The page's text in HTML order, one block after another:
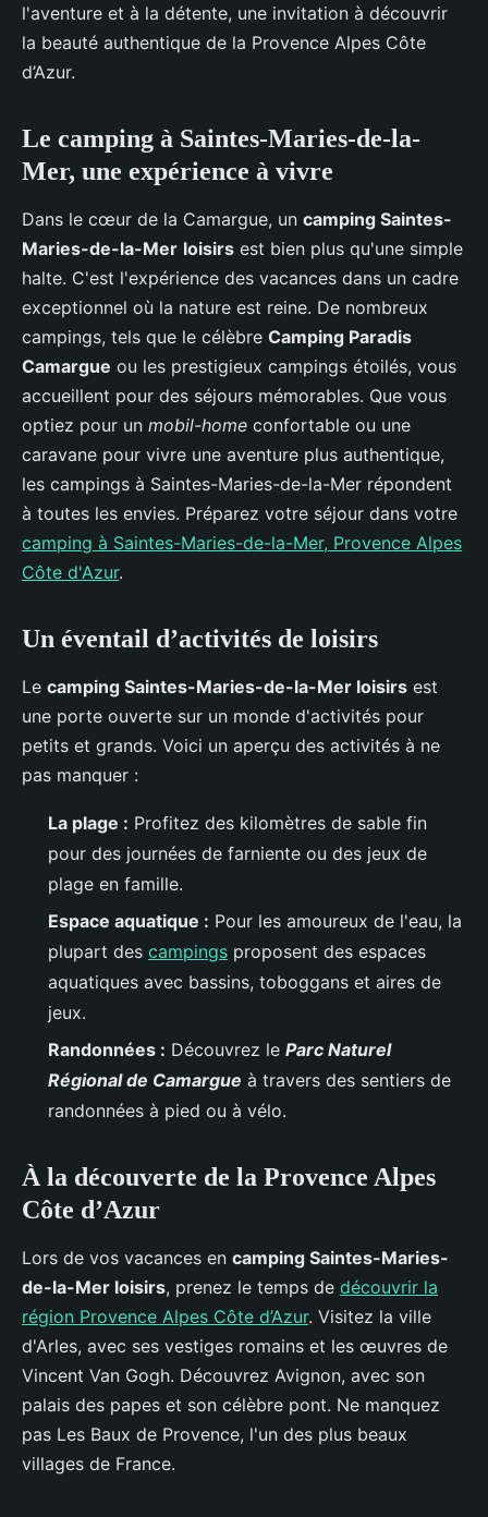
l'aventure et à la détente, une invitation à découvrir
la beauté authentique de la Provence Alpes Côte
d’Azur.
Le camping à Saintes-Maries-de-la-
Mer, une expérience à vivre
Dans le cœur de la Camargue, un camping Saintes-
Maries-de-la-Mer loisirs est bien plus qu'une simple
halte. C'est l'expérience des vacances dans un cadre
exceptionnel où la nature est reine. De nombreux
campings, tels que le célèbre Camping Paradis
Camargue ou les prestigieux campings étoilés, vous
accueillent pour des séjours mémorables. Que vous
optiez pour un mobil-home confortable ou une
caravane pour vivre une aventure plus authentique,
les campings à Saintes-Maries-de-la-Mer répondent
à toutes les envies. Préparez votre séjour dans votre
camping à Saintes-Maries-de-la-Mer, Provence Alpes
Côte d'Azur.
Un éventail d’activités de loisirs
Le camping Saintes-Maries-de-la-Mer loisirs est
une porte ouverte sur un monde d'activités pour
petits et grands. Voici un aperçu des activités à ne
pas manquer :
La plage : Profitez des kilomètres de sable fin
pour des journées de farniente ou des jeux de
plage en famille.
Espace aquatique : Pour les amoureux de l'eau, la
plupart des campings proposent des espaces
aquatiques avec bassins, toboggans et aires de
jeux.
Randonnées : Découvrez le Parc Naturel
Régional de Camargue à travers des sentiers de
randonnées à pied ou à vélo.
À la découverte de la Provence Alpes
Côte d’Azur
Lors de vos vacances en camping Saintes-Maries-
de-la-Mer loisirs, prenez le temps de découvrir la
région Provence Alpes Côte d’Azur. Visitez la ville
d'Arles, avec ses vestiges romains et les œuvres de
Vincent Van Gogh. Découvrez Avignon, avec son
palais des papes et son célèbre pont. Ne manquez
pas Les Baux de Provence, l'un des plus beaux
villages de France.